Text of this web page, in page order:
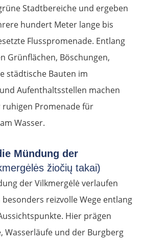
Stadtbereiche und ergeben
hundert Meter lange bis
Flusspromenade. Entlang
Grünflächen, Böschungen,
städtische Bauten im
Aufenthaltsstellen machen
ruhigen Promenade für
Wasser.
Mündung der
žiočių takai)
der Vilkmergėlė verlaufen
reizvolle Wege entlang
Hier prägen
Wasserläufe und der Burgberg